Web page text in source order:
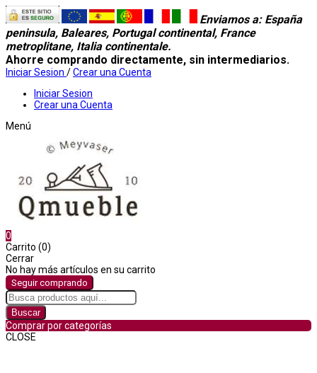
Enviamos a: España
peninsula, Baleares, Portugal continental, France
metroplitane, Italia continentale.
Ahorre comprando directamente, sin intermediarios.
Iniciar Sesion /Crear una Cuenta
Iniciar Sesion
Crear una Cuenta
Menú
0
Carrito (0)
Cerrar
No hay más artículos en su carrito
Seguir comprando
Buscar
Comprar por categorías
CLOSE